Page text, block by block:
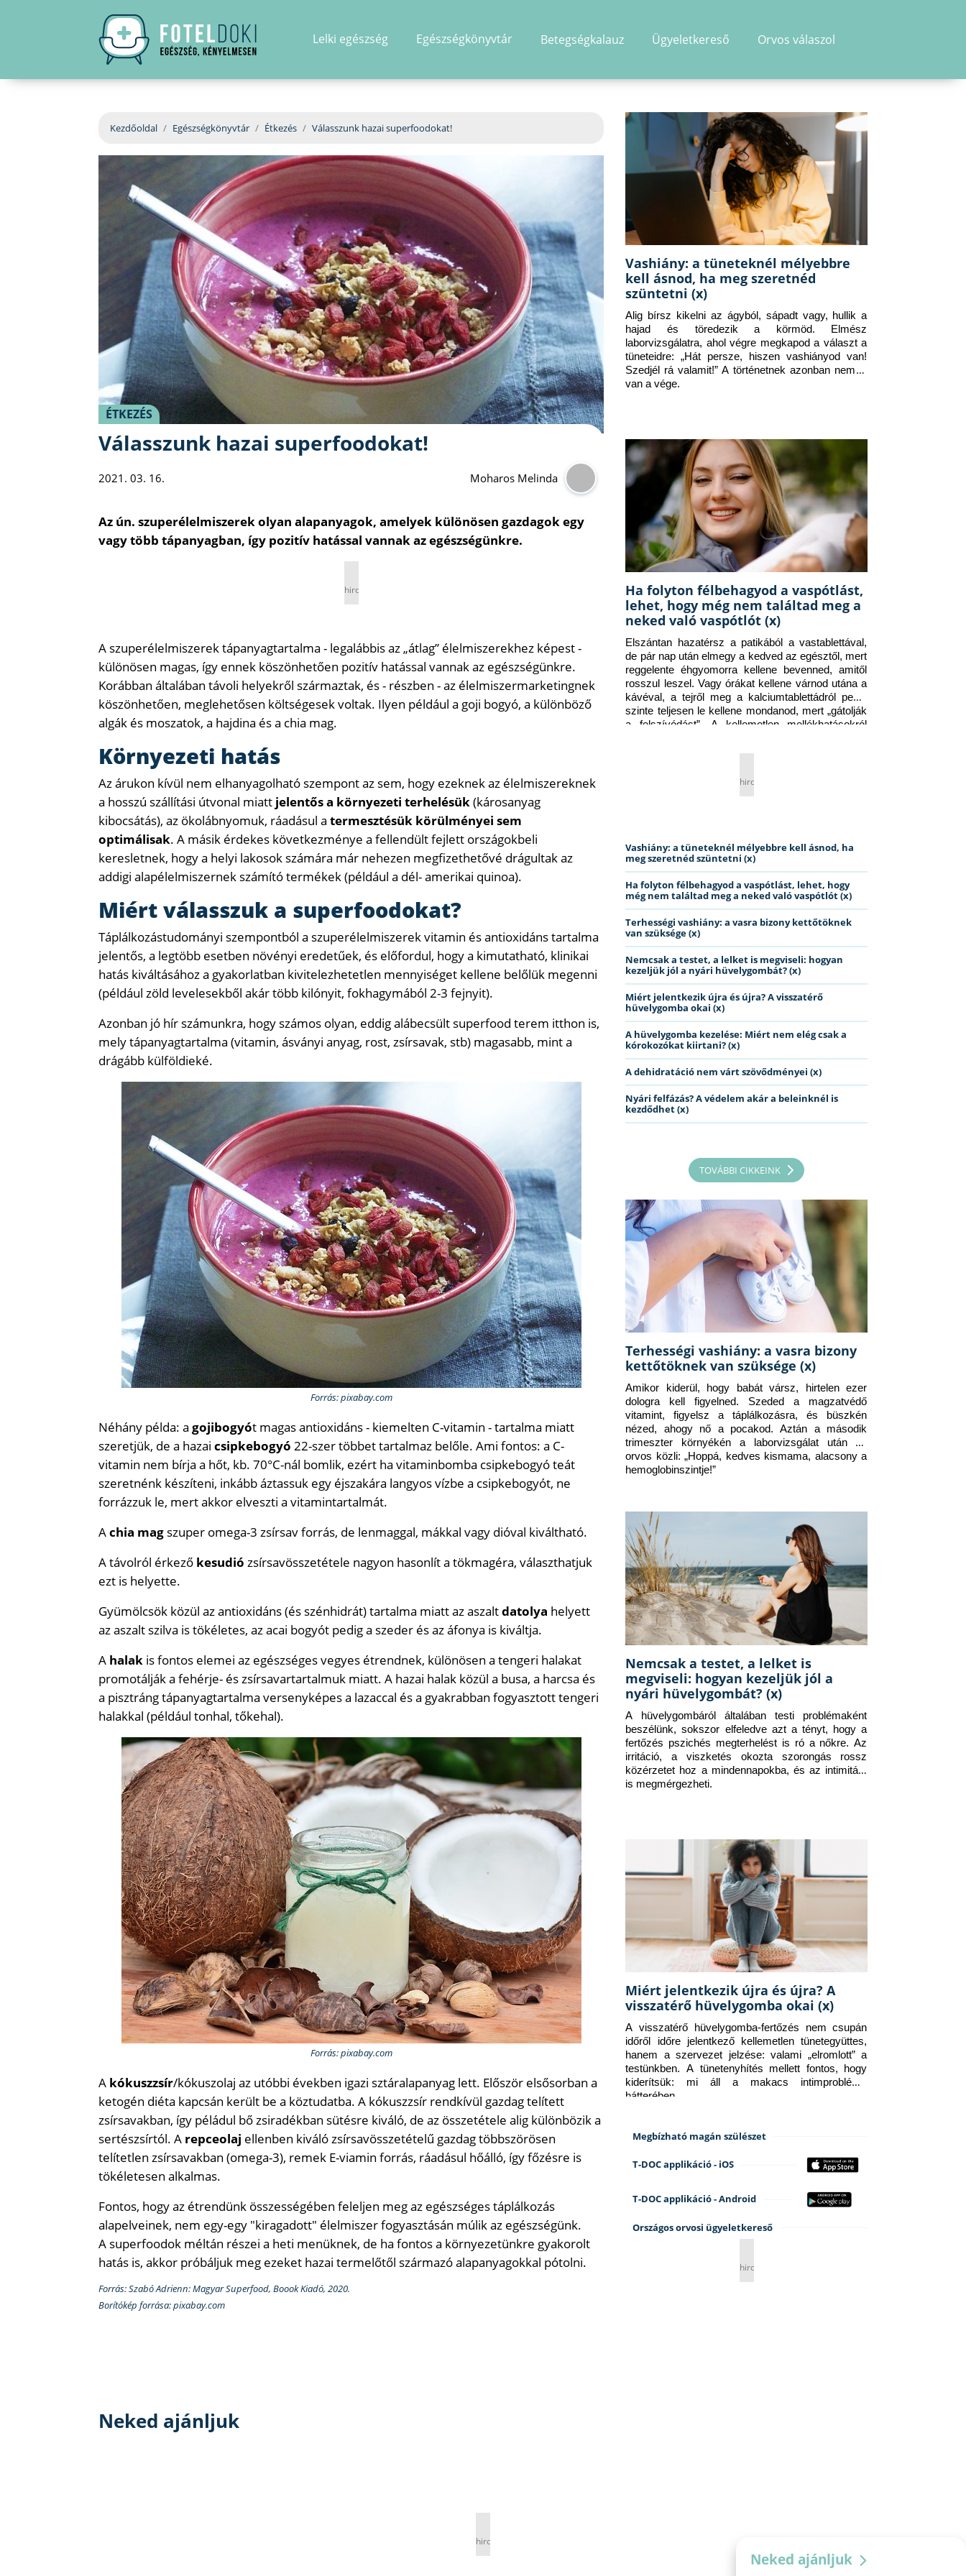
Lelki egészség Egészségkönyvtár Betegségkalauz Ügyeletkereső Orvos válaszol
Kezdőoldal Egészségkönyvtár Étkezés Válasszunk hazai superfoodokat!
ÉTKEZÉS
Válasszunk hazai superfoodokat!
2021. 03. 16. Moharos Melinda
Az ún. szuperélelmiszerek olyan alapanyagok, amelyek különösen gazdagok egy
vagy több tápanyagban, így pozitív hatással vannak az egészségünkre.
hirdetés
A szuperélelmiszerek tápanyagtartalma - legalábbis az „átlag” élelmiszerekhez képest -
különösen magas, így ennek köszönhetően pozitív hatással vannak az egészségünkre.
Korábban általában távoli helyekről származtak, és - részben - az élelmiszermarketingnek
köszönhetően, meglehetősen költségesek voltak. Ilyen például a goji bogyó, a különböző
algák és moszatok, a hajdina és a chia mag.
Környezeti hatás
Az árukon kívül nem elhanyagolható szempont az sem, hogy ezeknek az élelmiszereknek
a hosszú szállítási útvonal miatt jelentős a környezeti terhelésük(károsanyag
kibocsátás), az ökolábnyomuk, ráadásul a termesztésük körülményei sem
optimálisak. A másik érdekes következménye a fellendült fejlett országokbeli
keresletnek, hogy a helyi lakosok számára már nehezen megfizethetővé drágultak az
addigi alapélelmiszernek számító termékek (például a dél- amerikai quinoa).
Miért válasszuk a superfoodokat?
Táplálkozástudományi szempontból a szuperélelmiszerek vitamin és antioxidáns tartalma
jelentős, a legtöbb esetben növényi eredetűek, és előfordul, hogy a kimutatható, klinikai
hatás kiváltásához a gyakorlatban kivitelezhetetlen mennyiséget kellene belőlük megenni
(például zöld levelesekből akár több kilónyit, fokhagymából 2-3 fejnyit).
Azonban jó hír számunkra, hogy számos olyan, eddig alábecsült superfood terem itthon is,
mely tápanyagtartalma (vitamin, ásványi anyag, rost, zsírsavak, stb) magasabb, mint a
drágább külföldieké.
Forrás: pixabay.com
Néhány példa: a gojibogyót magas antioxidáns - kiemelten C-vitamin - tartalma miatt
szeretjük, de a hazai csipkebogyó 22-szer többet tartalmaz belőle. Ami fontos: a C-
vitamin nem bírja a hőt, kb. 70°C-nál bomlik, ezért ha vitaminbomba csipkebogyó teát
szeretnénk készíteni, inkább áztassuk egy éjszakára langyos vízbe a csipkebogyót, ne
forrázzuk le, mert akkor elveszti a vitamintartalmát.
Achia mag szuper omega-3 zsírsav forrás, de lenmaggal, mákkal vagy dióval kiváltható.
A távolról érkező kesudió zsírsavösszetétele nagyon hasonlít a tökmagéra, választhatjuk
ezt is helyette.
Gyümölcsök közül az antioxidáns (és szénhidrát) tartalma miatt az aszaltdatolya helyett
az aszalt szilva is tökéletes, az acai bogyót pedig a szeder és az áfonya is kiváltja.
A halak is fontos elemei az egészséges vegyes étrendnek, különösen a tengeri halakat
promotálják a fehérje- és zsírsavartartalmuk miatt. A hazai halak közül a busa, a harcsa és
a pisztráng tápanyagtartalma versenyképes a lazaccal és a gyakrabban fogyasztott tengeri
halakkal (például tonhal, tőkehal).
Forrás: pixabay.com
A kókuszzsír/kókuszolaj az utóbbi években igazi sztáralapanyag lett. Először elsősorban a
ketogén diéta kapcsán került be a köztudatba. A kókuszzsír rendkívül gazdag telített
zsírsavakban, így péládul bő zsiradékban sütésre kiváló, de az összetétele alig különbözik a
sertészsírtól. A repceolaj ellenben kiváló zsírsavösszetételű gazdag többszörösen
telítetlen zsírsavakban (omega-3), remek E-viamin forrás, ráadásul hőálló, így főzésre is
tökéletesen alkalmas.
Fontos, hogy az étrendünk összességében feleljen meg az egészséges táplálkozás
alapelveinek, nem egy-egy "kiragadott" élelmiszer fogyasztásán múlik az egészségünk.
A superfoodok méltán részei a heti menüknek, de ha fontos a környezetünkre gyakorolt
hatás is, akkor próbáljuk meg ezeket hazai termelőtől származó alapanyagokkal pótolni.
Forrás: Szabó Adrienn: Magyar Superfood, Boook Kiadó, 2020.
Borítókép forrása: pixabay.com
Neked ajánljuk
Vashiány: a tüneteknél mélyebbre
kell ásnod, ha meg szeretnéd
szüntetni (x)
Alig bírsz kikelni az ágyból, sápadt vagy, hullik a
hajad és töredezik a körmöd. Elmész
laborvizsgálatra, ahol végre megkapod a választ a
tüneteidre: „Hát persze, hiszen vashiányod van!
Szedjél rá valamit!” A történetnek azonban nem itt
van a vége.
Ha folyton félbehagyod a vaspótlást,
lehet, hogy még nem találtad meg a
neked való vaspótlót (x)
Elszántan hazatérsz a patikából a vastablettával,
de pár nap után elmegy a kedved az egésztől, mert
reggelente éhgyomorra kellene bevenned, amitől
rosszul leszel. Vagy órákat kellene várnod utána a
kávéval, a tejről meg a kalciumtablettádról pedig
szinte teljesen le kellene mondanod, mert „gátolják
a felszívódást”. A kellemetlen mellékhatásokról
hirdetés
Vashiány: a tüneteknél mélyebbre kell ásnod, ha
meg szeretnéd szüntetni (x)
Ha folyton félbehagyod a vaspótlást, lehet, hogy
még nem találtad meg a neked való vaspótlót (x)
Terhességi vashiány: a vasra bizony kettőtöknek
van szüksége (x)
Nemcsak a testet, a lelket is megviseli: hogyan
kezeljük jól a nyári hüvelygombát? (x)
Miért jelentkezik újra és újra? A visszatérő
hüvelygomba okai (x)
A hüvelygomba kezelése: Miért nem elég csak a
kórokozókat kiirtani? (x)
A dehidratáció nem várt szövődményei (x)
Nyári felfázás? A védelem akár a beleinknél is
kezdődhet (x)
TOVÁBBI CIKKEINK
Terhességi vashiány: a vasra bizony
kettőtöknek van szüksége (x)
Amikor kiderül, hogy babát vársz, hirtelen ezer
dologra kell figyelned. Szeded a magzatvédő
vitamint, figyelsz a táplálkozásra, és büszkén
nézed, ahogy nő a pocakod. Aztán a második
trimeszter környékén a laborvizsgálat után az
orvos közli: „Hoppá, kedves kismama, alacsony a
hemoglobinszintje!”
Nemcsak a testet, a lelket is
megviseli: hogyan kezeljük jól a
nyári hüvelygombát? (x)
A hüvelygombáról általában testi problémaként
beszélünk, sokszor elfeledve azt a tényt, hogy a
fertőzés pszichés megterhelést is ró a nőkre. Az
irritáció, a viszketés okozta szorongás rossz
közérzetet hoz a mindennapokba, és az intimitást
is megmérgezheti.
Miért jelentkezik újra és újra? A
visszatérő hüvelygomba okai (x)
A visszatérő hüvelygomba-fertőzés nem csupán
időről időre jelentkező kellemetlen tünetegyüttes,
hanem a szervezet jelzése: valami „elromlott” a
testünkben. A tünetenyhítés mellett fontos, hogy
kiderítsük: mi áll a makacs intimprobléma
hátterében.
Megbízható magán szülészet
T-DOC applikáció - iOS
T-DOC applikáció - Android
Országos orvosi ügyeletkereső
hirdetés
hirdetés
Neked ajánljuk